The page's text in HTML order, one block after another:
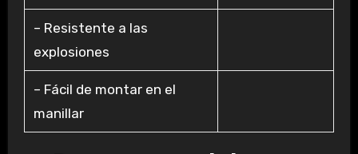
– Resistente a las
explosiones
– Fácil de montar en el
manillar